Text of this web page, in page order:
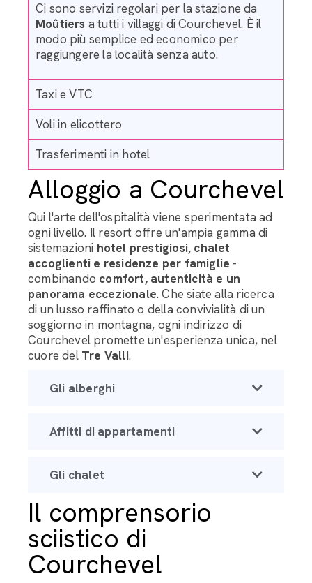
Ci sono servizi regolari per la stazione da
Moûtiers a tutti i villaggi di Courchevel. È il
modo più semplice ed economico per
raggiungere la località senza auto.
Taxi e VTC
Voli in elicottero
Trasferimenti in hotel
Alloggio a Courchevel
Qui l'arte dell'ospitalità viene sperimentata ad
ogni livello. Il resort offre un'ampia gamma di
sistemazioni hotel prestigiosi, chalet
accoglienti e residenze per famiglie -
combinando comfort, autenticità e un
panorama eccezionale. Che siate alla ricerca
di un lusso raffinato o della convivialità di un
soggiorno in montagna, ogni indirizzo di
Courchevel promette un'esperienza unica, nel
cuore del Tre Valli.
Gli alberghi
Affitti di appartamenti
Gli chalet
Il comprensorio
sciistico di
Courchevel